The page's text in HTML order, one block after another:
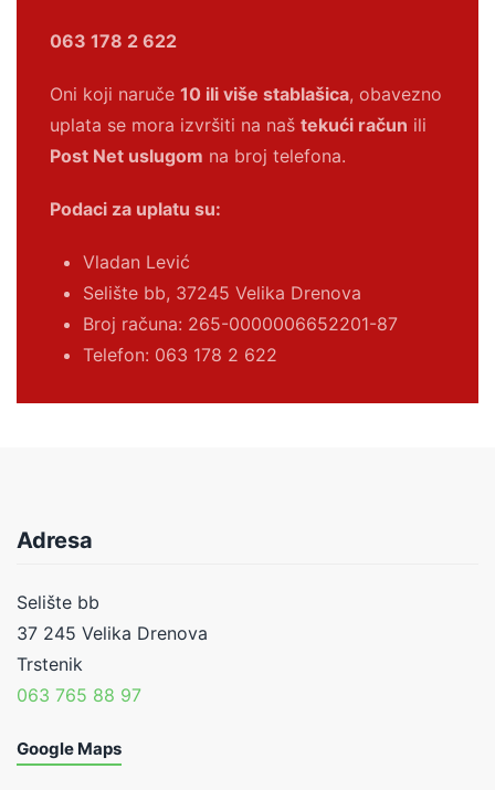
063 178 2 622
Oni koji naruče 10 ili više stablašica, obavezno
uplata se mora izvršiti na naš tekući račun ili
Post Net uslugom na broj telefona.
Podaci za uplatu su:
Vladan Lević
Selište bb, 37245 Velika Drenova
Broj računa: 265-0000006652201-87
Telefon: 063 178 2 622
Adresa
Selište bb
37 245 Velika Drenova
Trstenik
063 765 88 97
Google Maps